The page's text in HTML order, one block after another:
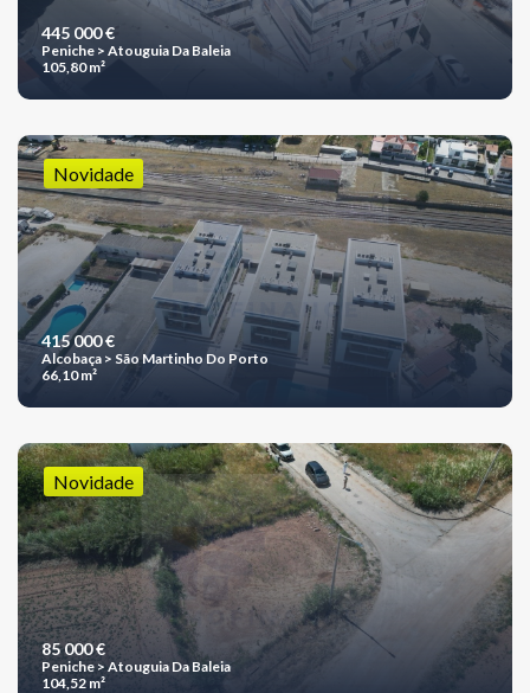
445 000 €
Peniche > Atouguia Da Baleia
105,80 m²
Novidade
415 000 €
Alcobaça > São Martinho Do Porto
66,10 m²
Novidade
85 000 €
Peniche > Atouguia Da Baleia
104,52 m²